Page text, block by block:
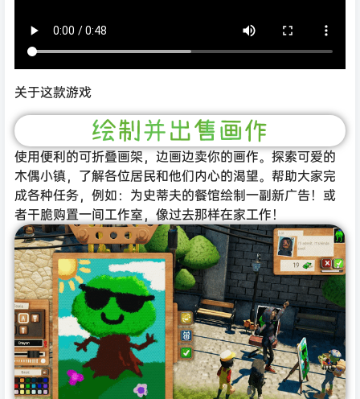
关于这款游戏
使用便利的可折叠画架，边画边卖你的画作。探索可爱的
木偶小镇，了解各位居民和他们内心的渴望。帮助大家完
成各种任务，例如：为史蒂夫的餐馆绘制一副新广告！或
者干脆购置一间工作室，像过去那样在家工作！